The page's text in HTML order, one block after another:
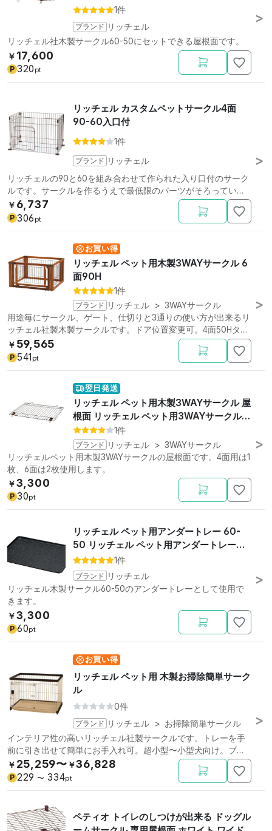
90 屋根面1件
ブランド リッチェル
リッチェル社木製サークル60-50にセットできる屋根面です。
￥ 17,600
P 320 pt
リッチェル カスタムペットサークル4面
90-60入口付
1件
ブランド リッチェル
リッチェルの90と60を組み合わせて作られた入り口付のサーク
ルです。サークルを作るうえで最低限のパーツがそろっていま
す。
￥ 6,737
P 306 pt
お買い得
リッチェル ペット用木製3WAYサークル 6
面90H
1件
ブランド リッチェル > 3WAYサークル
用途毎にサークル、ゲート、仕切りと3通りの使い方が出来るリ
ッチェル社製木製サークルです。ドア位置変更可。4面50Hタイ
プ。
￥ 59,565
P 541 pt
翌日発送
リッチェル ペット用木製3WAYサークル 屋
根面 リッチェル ペット用3WAYサークル 4
面屋根面 1件
ブランド リッチェル > 3WAYサークル
リッチェルペット用木製3WAYサークルの屋根面です。4面用は1
枚、6面は2枚使用します。
￥3,300
P 30pt
リッチェル ペット用アンダートレー 60-
50 リッチェル ペット用アンダートレー
90-60
1件
ブランド リッチェル
リッチェル木製サークル60-50のアンダートレーとして使用で
きます。
￥3,300
P 60pt
お買い得
リッチェル ペット用 木製お掃除簡単サーク
ル
0件
ブランド リッチェル > お掃除簡単サークル
インテリア性の高いリッチェル社製サークルです。トレーを手
前に引き出せて簡単にお手入れ可。超小型〜小型犬向け。ブラ
ウン。
￥ 25,259〜 ￥36,828
P 229 〜 334pt
ペティオ トイレのしつけが出来る ドッグル